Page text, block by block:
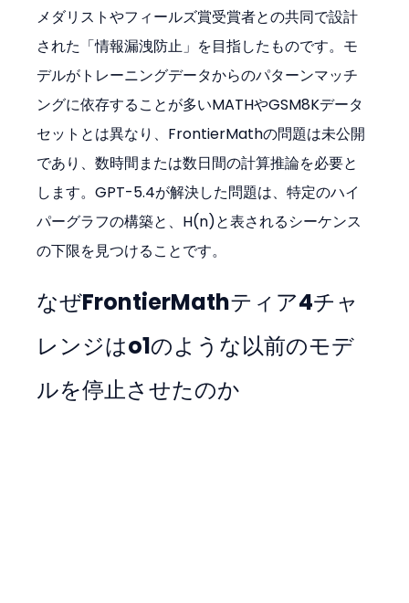
メダリストやフィールズ賞受賞者との共同で設計
された「情報漏洩防止」を目指したものです。モ
デルがトレーニングデータからのパターンマッチ
ングに依存することが多いMATHやGSM8Kデータ
セットとは異なり、FrontierMathの問題は未公開
であり、数時間または数日間の計算推論を必要と
します。GPT-5.4が解決した問題は、特定のハイ
パーグラフの構築と、H(n)と表されるシーケンス
の下限を見つけることです。
なぜFrontierMathティア4チャ
レンジはo1のような以前のモデ
ルを停止させたのか